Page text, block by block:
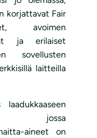
korjattavat Fair
avoimen
ja erilaiset
sovellusten
laitteilla
jossa
aineet on